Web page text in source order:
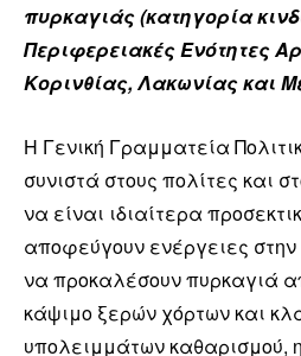
πυρκαγιάς (κατηγορία
Περιφερειακές Ενότητες
Κορινθίας, Λακωνίας και
Η Γενική Γραμματεία
συνιστά στους πολίτες και
να είναι ιδιαίτερα
αποφεύγουν ενέργειες
να προκαλέσουν πυρκαγιά
κάψιμο ξερών χόρτων και
υπολειμμάτων καθαρισμού,